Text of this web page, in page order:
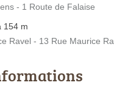
- 1 Route de Falaise
154 m
Ravel - 13 Rue Maurice